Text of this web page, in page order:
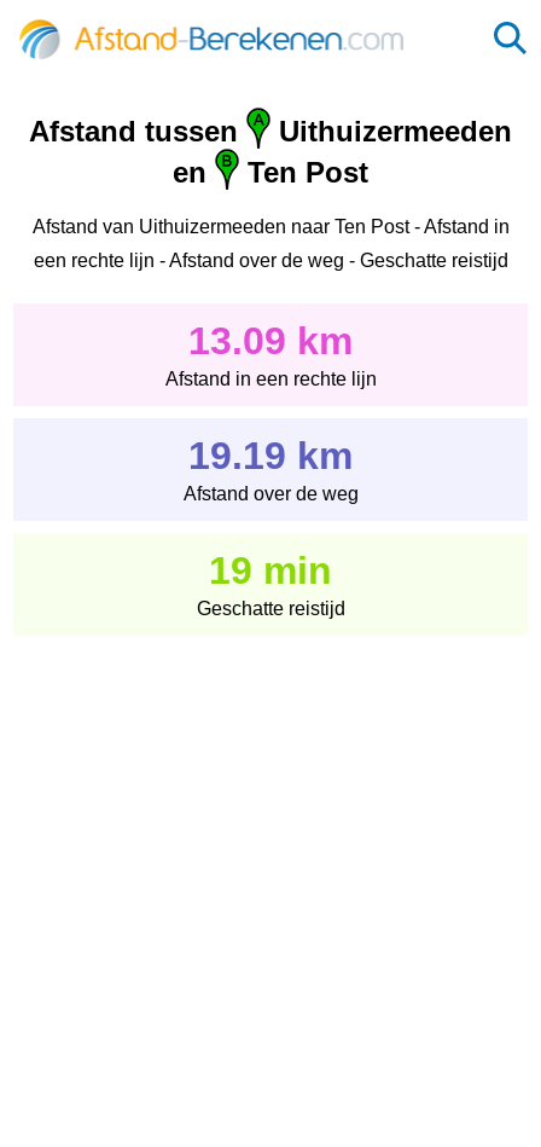
Afstand tussen
Uithuizermeeden
en
Ten Post
Afstand van Uithuizermeeden naar Ten Post - Afstand in
een rechte lijn - Afstand over de weg - Geschatte reistijd
13.09 km
Afstand in een rechte lijn
19.19 km
Afstand over de weg
19 min
Geschatte reistijd